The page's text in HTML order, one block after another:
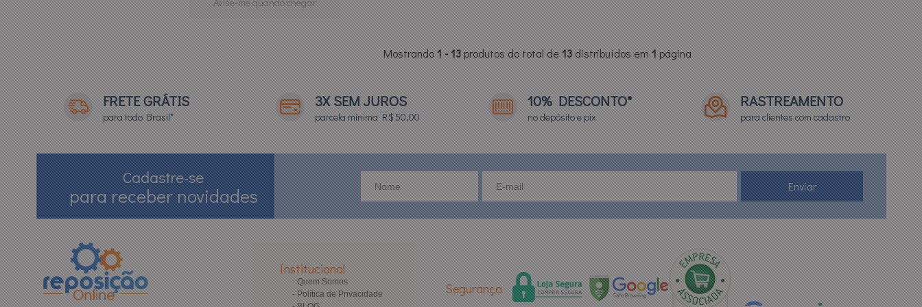
Mostrando1 - 13produtos do total de13distribuídos em1página
FRETE GRÁTIS
para todo Brasil*
3X SEM JUROS
parcela mínima R$ 50,00
10% DESCONTO*
no depósito e pix
RASTREAMENTO
para clientes com cadastro
Cadastre-se
para receber novidades
Institucional
Quem Somos
Política de Privacidade
Segurança